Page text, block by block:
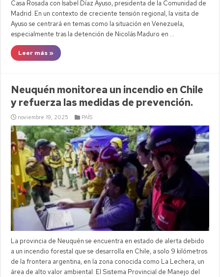
Casa Rosada con Isabel Díaz Ayuso, presidenta de la Comunidad de
Madrid. En un contexto de creciente tensión regional, la visita de
Ayuso se centrará en temas como la situación en Venezuela,
especialmente tras la detención de Nicolás Maduro en …
Leer más »
Neuquén monitorea un incendio en Chile
y refuerza las medidas de prevención.
noviembre 19, 2025 PAÍS
La provincia de Neuquén se encuentra en estado de alerta debido
a un incendio forestal que se desarrolla en Chile, a solo 9 kilómetros
de la frontera argentina, en la zona conocida como La Lechera, un
área de alto valor ambiental. El Sistema Provincial de Manejo del